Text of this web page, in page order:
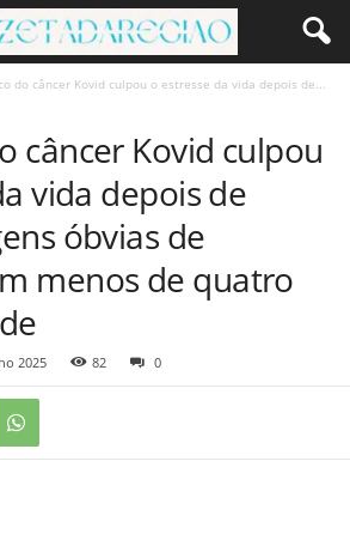
do câncer Kovid culpou o estresse da vida depois de...
câncer Kovid culpou
vida depois de
óbvias de
menos de quatro
2025 82 0